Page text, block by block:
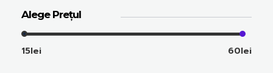
Alege Prețul
15lei 60lei